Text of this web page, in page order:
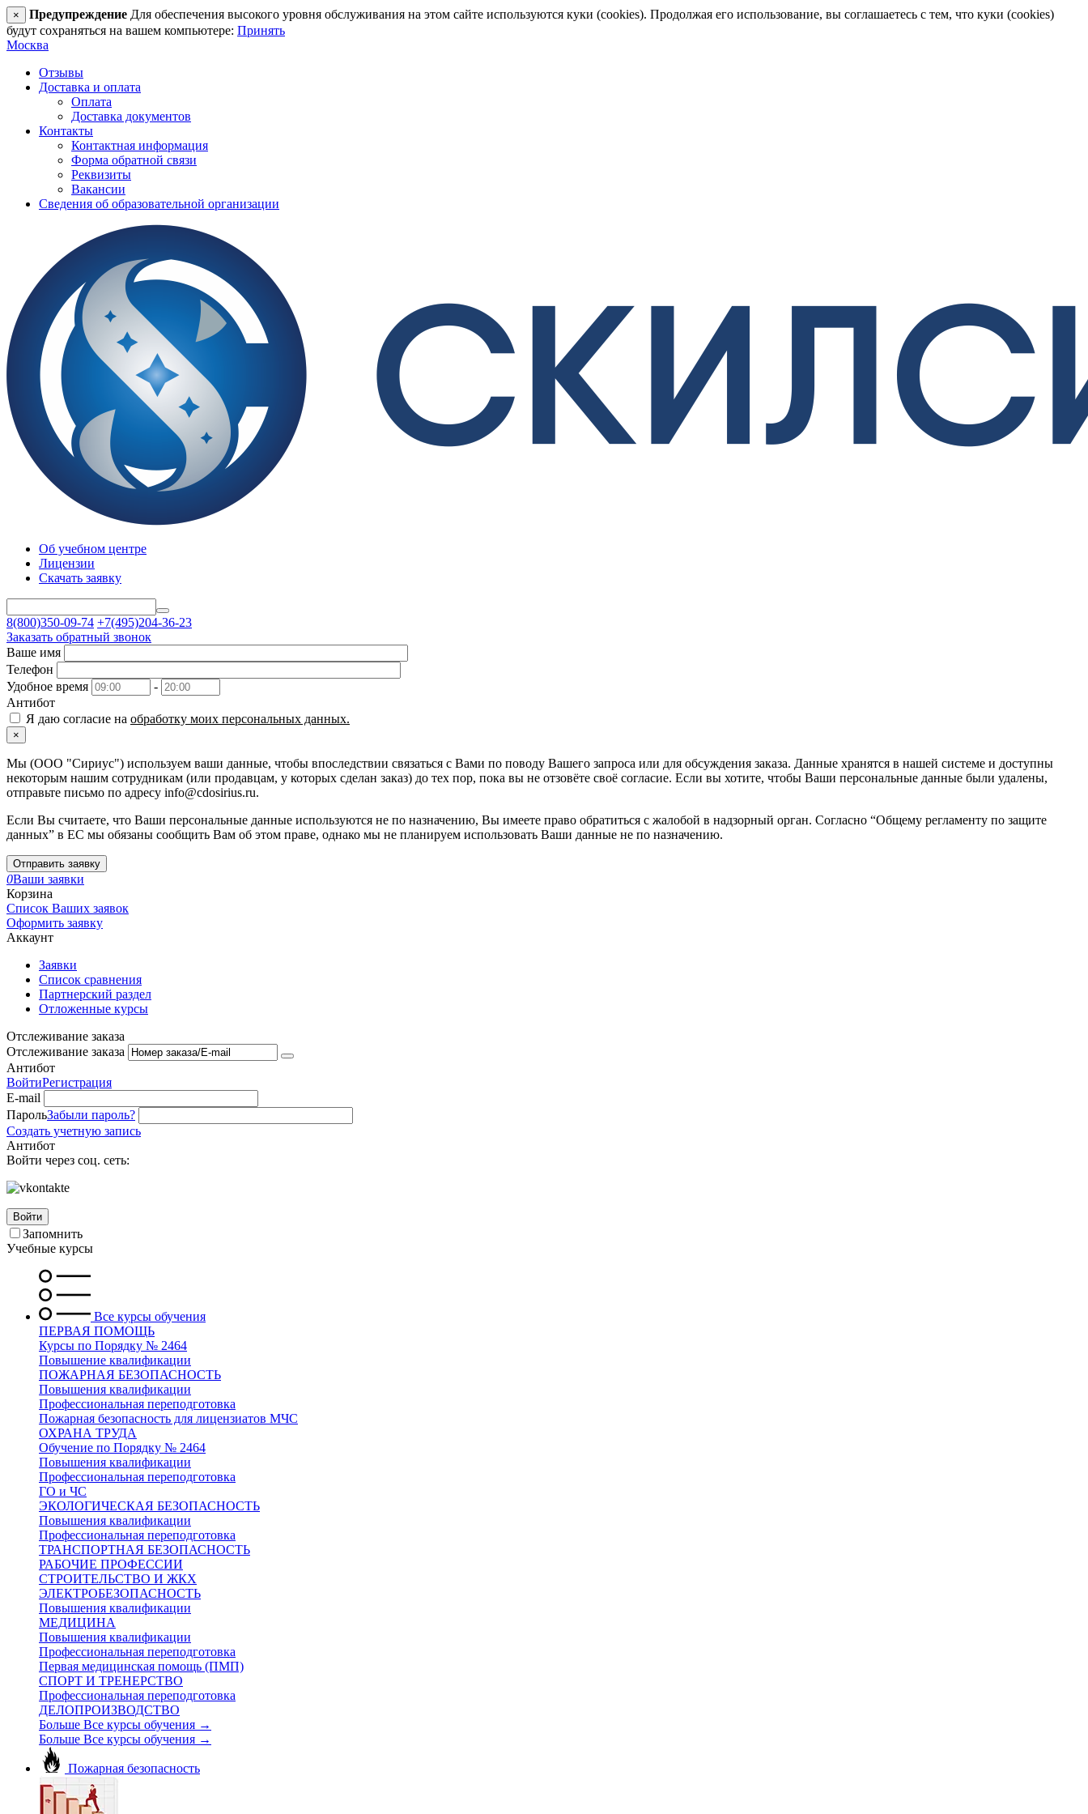
× Предупреждение Для обеспечения высокого уровня обслуживания на этом сайте используются куки (cookies). Продолжая его использование, вы соглашаетесь с тем, что куки (cookies)
будут сохраняться на вашем компьютере: Принять
Москва
Отзывы
Доставка и оплата
Оплата
Доставка документов
Контакты
Контактная информация
Форма обратной связи
Реквизиты
Вакансии
Сведения об образовательной организации
Об учебном центре
Лицензии
Скачать заявку
8(800)350-09-74 +7(495)204-36-23
Заказать обратный звонок
Ваше имя
Телефон
Удобное время
-
Антибот
Я даю согласие на обработку моих персональных данных.
×
Мы (ООО "Сириус") используем ваши данные, чтобы впоследствии связаться с Вами по поводу Вашего запроса или для обсуждения заказа. Данные хранятся в нашей системе и доступны
некоторым нашим сотрудникам (или продавцам, у которых сделан заказ) до тех пор, пока вы не отзовёте своё согласие. Если вы хотите, чтобы Ваши персональные данные были удалены,
отправьте письмо по адресу info@cdosirius.ru.
Если Вы считаете, что Ваши персональные данные используются не по назначению, Вы имеете право обратиться с жалобой в надзорный орган. Согласно “Общему регламенту по защите
данных” в ЕС мы обязаны сообщить Вам об этом праве, однако мы не планируем использовать Ваши данные не по назначению.
Отправить заявку
0Ваши заявки
Корзина
Список Ваших заявок
Оформить заявку
Аккаунт
Заявки
Список сравнения
Партнерский раздел
Отложенные курсы
Отслеживание заказа
Отслеживание заказа
Антибот
ВойтиРегистрация
E-mail
ПарольЗабыли пароль?
Создать учетную запись
Антибот
Войти через соц. сеть:
Войти
Запомнить
Учебные курсы
Все курсы обучения
ПЕРВАЯ ПОМОЩЬ
Курсы по Порядку № 2464
Повышение квалификации
ПОЖАРНАЯ БЕЗОПАСНОСТЬ
Повышения квалификации
Профессиональная переподготовка
Пожарная безопасность для лицензиатов МЧС
ОХРАНА ТРУДА
Обучение по Порядку № 2464
Повышения квалификации
Профессиональная переподготовка
ГО и ЧС
ЭКОЛОГИЧЕСКАЯ БЕЗОПАСНОСТЬ
Повышения квалификации
Профессиональная переподготовка
ТРАНСПОРТНАЯ БЕЗОПАСНОСТЬ
РАБОЧИЕ ПРОФЕССИИ
СТРОИТЕЛЬСТВО И ЖКХ
ЭЛЕКТРОБЕЗОПАСНОСТЬ
Повышения квалификации
МЕДИЦИНА
Повышения квалификации
Профессиональная переподготовка
Первая медицинская помощь (ПМП)
СПОРТ И ТРЕНЕРСТВО
Профессиональная переподготовка
ДЕЛОПРОИЗВОДСТВО
Больше Все курсы обучения →
Больше Все курсы обучения →
Пожарная безопасность